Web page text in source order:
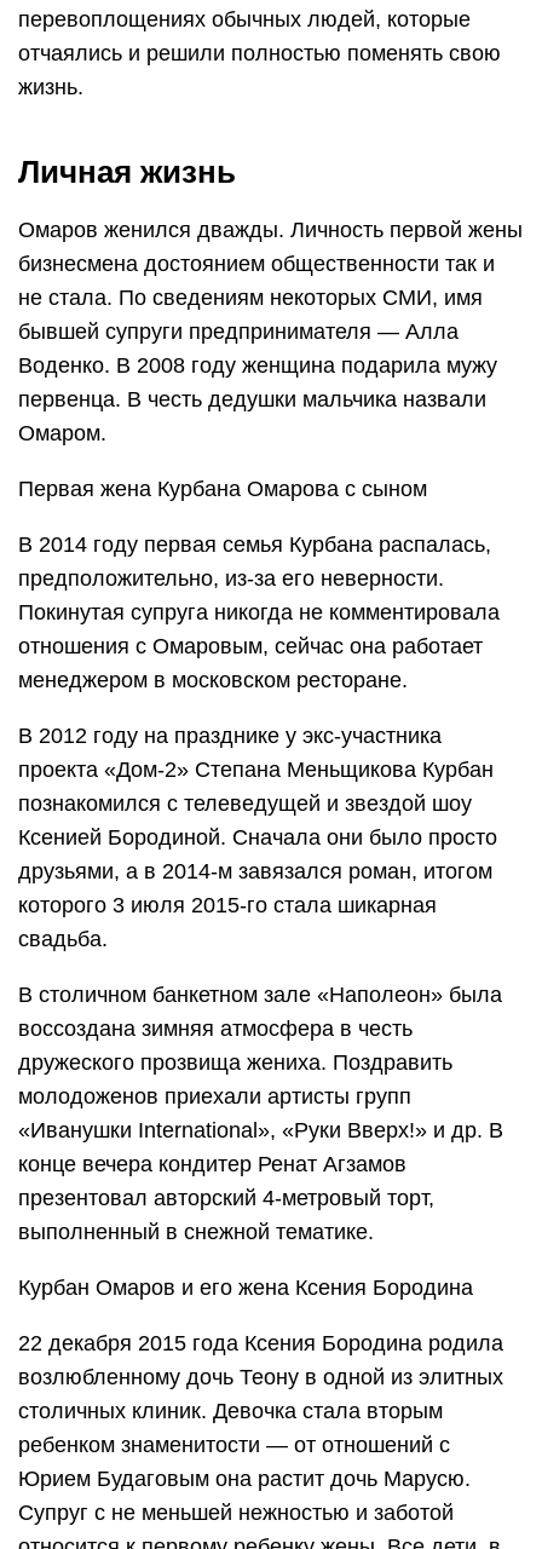
перевоплощениях обычных людей, которые
отчаялись и решили полностью поменять свою
жизнь.
Личная жизнь
Омаров женился дважды. Личность первой жены
бизнесмена достоянием общественности так и
не стала. По сведениям некоторых СМИ, имя
бывшей супруги предпринимателя — Алла
Воденко. В 2008 году женщина подарила мужу
первенца. В честь дедушки мальчика назвали
Омаром.
Первая жена Курбана Омарова с сыном
В 2014 году первая семья Курбана распалась,
предположительно, из-за его неверности.
Покинутая супруга никогда не комментировала
отношения с Омаровым, сейчас она работает
менеджером в московском ресторане.
В 2012 году на празднике у экс-участника
проекта «Дом-2» Степана Меньщикова Курбан
познакомился с телеведущей и звездой шоу
Ксенией Бородиной. Сначала они было просто
друзьями, а в 2014-м завязался роман, итогом
которого 3 июля 2015-го стала шикарная
свадьба.
В столичном банкетном зале «Наполеон» была
воссоздана зимняя атмосфера в честь
дружеского прозвища жениха. Поздравить
молодоженов приехали артисты групп
«Иванушки International», «Руки Вверх!» и др. В
конце вечера кондитер Ренат Агзамов
презентовал авторский 4-метровый торт,
выполненный в снежной тематике.
Курбан Омаров и его жена Ксения Бородина
22 декабря 2015 года Ксения Бородина родила
возлюбленному дочь Теону в одной из элитных
столичных клиник. Девочка стала вторым
ребенком знаменитости — от отношений с
Юрием Будаговым она растит дочь Марусю.
Супруг с не меньшей нежностью и заботой